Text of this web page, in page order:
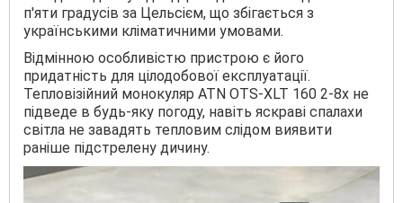
п'яти градусів за Цельсієм, що збігається з
українськими кліматичними умовами.
Відмінною особливістю пристрою є його
придатність для цілодобової експлуатації.
Тепловізійний монокуляр ATN OTS-XLT 160 2-8x не
підведе в будь-яку погоду, навіть яскраві спалахи
світла не завадять тепловим слідом виявити
раніше підстрелену дичину.